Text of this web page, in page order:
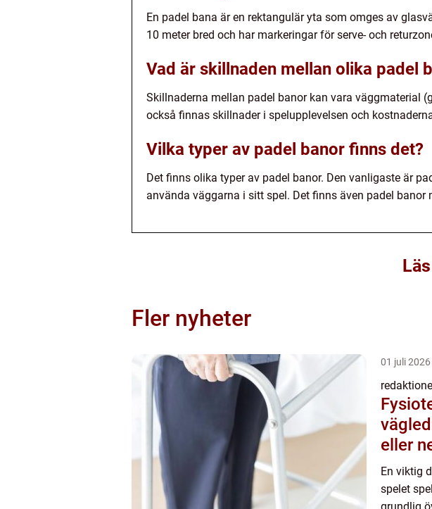
En padel bana är en rektangulär yta som omges av
10 meter bred och har markeringar för serve- och
Vad är skillnaden mellan olika padel
Skillnaderna mellan padel banor kan vara väggmaterial
också finnas skillnader i spelupplevelsen och
Vilka typer av padel banor finns det?
Det finns olika typer av padel banor. Den vanligaste är
använda väggarna i sitt spel. Det finns även padel
Fler nyheter
01 juli 2026
redaktionel
eller
En viktig
spelet